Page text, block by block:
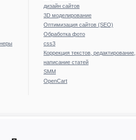
дизайн сайтов
3D моделирование
Оптимизация сайтов (SEO)
Обработка фото
css3
Коррекция текстов, редактирование,
написание статей
SMM
OpenCart